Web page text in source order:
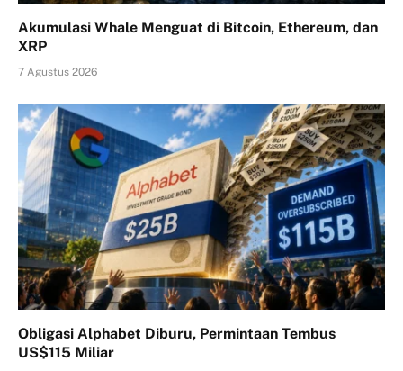
Akumulasi Whale Menguat di Bitcoin, Ethereum, dan
XRP
7 Agustus 2026
Obligasi Alphabet Diburu, Permintaan Tembus
US$115 Miliar